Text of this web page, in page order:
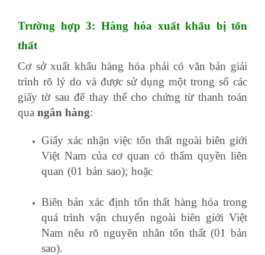
Trường hợp 3: Hàng hóa xuất khẩu bị tổn
thất
Cơ sở xuất khẩu hàng hóa phải có văn bản giải
trình rõ lý do và được sử dụng một trong số các
giấy tờ sau để thay thế cho chứng từ thanh toán
qua ngân hàng:
Giấy xác nhận việc tổn thất ngoài biên giới
Việt Nam của cơ quan có thẩm quyền liên
quan (01 bản sao); hoặc
Biên bản xác định tổn thất hàng hóa trong
quá trình vận chuyển ngoài biên giới Việt
Nam nêu rõ nguyên nhân tổn thất (01 bản
sao).